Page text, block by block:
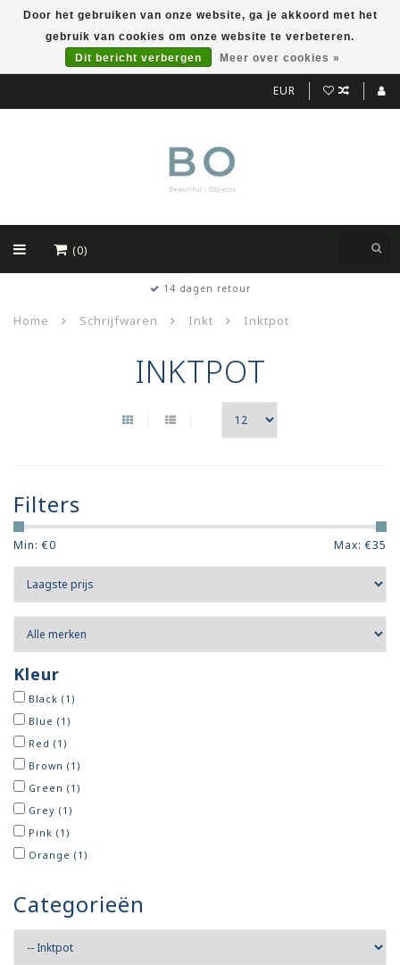
EUR
(0)
14 dagen retour
Home Schrijfwaren Inkt Inktpot
INKTPOT
Filters
Min: €0 Max: €35
Kleur
Black (1)
Blue (1)
Red (1)
Brown (1)
Green (1)
Grey (1)
Pink (1)
Orange (1)
Categorieën
Door het gebruiken van onze website, ga je akkoord met het
gebruik van cookies om onze website te verbeteren.
Dit bericht verbergen
Meer over cookies »